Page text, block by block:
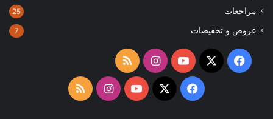
مراجعات 25
عروض و تخفيضات 7
فيسبوك
‫X
‫YouTubeانستقرامملخص
الموقع
فيسبوك
‫X
‫YouTubeانستقرامملخص